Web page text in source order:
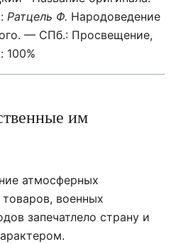
Ратцель Ф. Народоведение
— СПб.: Просвещение,
100%
им
атмосферных
военных
запечатлело страну и